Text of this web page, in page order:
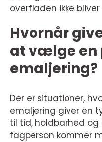
overfladen ikke
Hvornår
at vælge en
emaljering?
Der er situationer,
emaljering giver en
til tid, holdbarhed og
fagperson kommer